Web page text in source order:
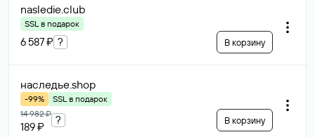
nasledie.club
SSL в подарок
6 587 ₽ ? В корзину
наследье.shop
-99%
SSL в подарок
14 982 ₽
189 ₽
? В корзину